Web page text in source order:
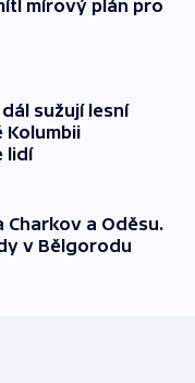
mírový plán pro
sužují lesní
Kolumbii
lidí
Charkov a Oděsu.
v Bělgorodu